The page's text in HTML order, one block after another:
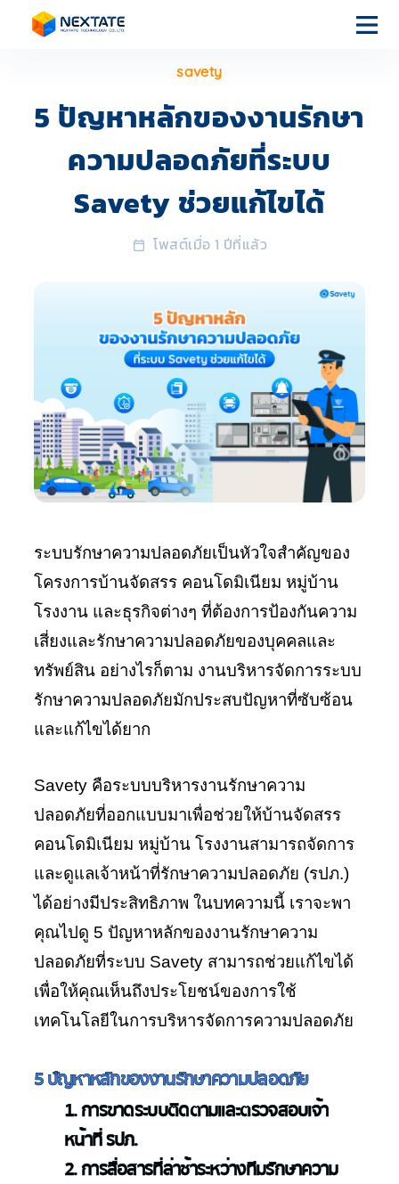
แรก
บริการของ
ติดต่อ
savety
5 ปัญหาหลักของงานรักษา
ความปลอดภัยที่ระบบ
Savety ช่วยแก้ไขได้
โพสต์เมื่อ 1 ปีที่แล้ว
ระบบรักษาความปลอดภัยเป็นหัวใจสำคัญของ
โครงการบ้านจัดสรร คอนโดมิเนียม หมู่บ้าน
โรงงาน และธุรกิจต่างๆ ที่ต้องการป้องกันความ
เสี่ยงและรักษาความปลอดภัยของบุคคลและ
ทรัพย์สิน อย่างไรก็ตาม งานบริหารจัดการระบบ
รักษาความปลอดภัยมักประสบปัญหาที่ซับซ้อน
และแก้ไขได้ยาก
Savety คือระบบบริหารงานรักษาความ
ปลอดภัยที่ออกแบบมาเพื่อช่วยให้บ้านจัดสรร
คอนโดมิเนียม หมู่บ้าน โรงงานสามารถจัดการ
และดูแลเจ้าหน้าที่รักษาความปลอดภัย (รปภ.)
ได้อย่างมีประสิทธิภาพ ในบทความนี้ เราจะพา
คุณไปดู 5 ปัญหาหลักของงานรักษาความ
ปลอดภัยที่ระบบ Savety สามารถช่วยแก้ไขได้
เพื่อให้คุณเห็นถึงประโยชน์ของการใช้
เทคโนโลยีในการบริหารจัดการความปลอดภัย
5 ปัญหาหลักของงานรักษาความปลอดภัย
1. การขาดระบบติดตามและตรวจสอบเจ้า
หน้าที่ รปภ.
2. การสื่อสารที่ล่าช้าระหว่างทีมรักษาความ